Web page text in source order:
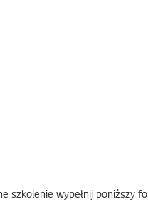
szkolenie wypełnij poniższy